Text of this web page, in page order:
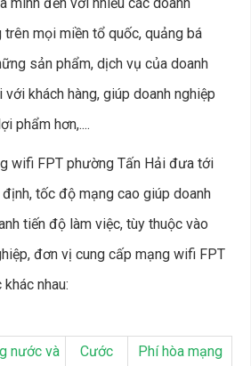
trên mọi miền tổ quốc, quảng bá
sản phẩm, dịch vụ của doanh
khách hàng, giúp doanh nghiệp
phẩm hơn,....
wifi FPT phường Tấn Hải đưa tới
tốc độ mạng cao giúp doanh
tiến độ làm việc, tùy thuộc vào
đơn vị cung cấp mạng wifi FPT
nhau:
nước và
Cước
Phí hòa mạng